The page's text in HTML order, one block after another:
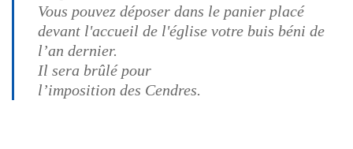
Vous pouvez déposer dans le panier placé
devant l'accueil de l'église votre buis béni de
l’an dernier.
Il sera brûlé pour
l’imposition des Cendres.